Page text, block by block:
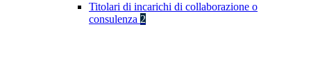
Titolari di incarichi di collaborazione o
consulenza 2